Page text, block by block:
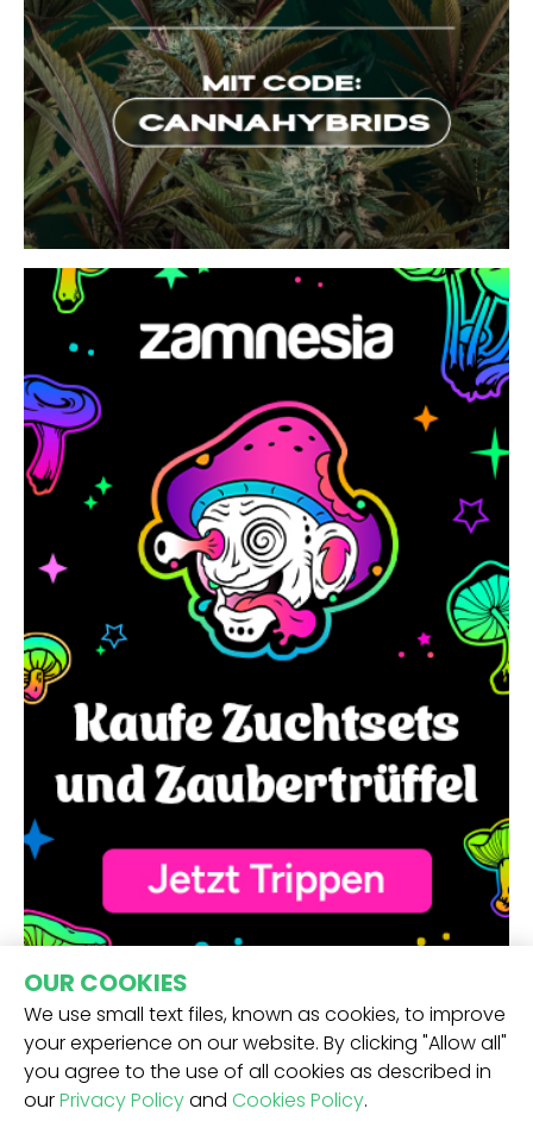
OUR COOKIES
We use small text files, known as cookies, to improve
your experience on our website. By clicking "Allow all"
you agree to the use of all cookies as described in
ourPrivacy Policyand Cookies Policy.